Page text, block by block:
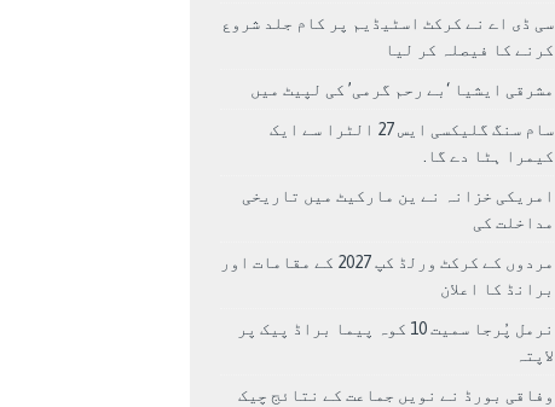
سی ڈی اے نے کرکٹ اسٹیڈیم پر کام جلد شروع
کرنے کا فیصلہ کر لیا
مشرقی ایشیا ‘بے رحم گرمی’ کی لپیٹ میں
سام سنگ گلیکسی ایس 27 الٹرا سے ایک
کیمرا ہٹا دے گا.
امریکی خزانہ نے ین مارکیٹ میں تاریخی
مداخلت کی
مردوں کے کرکٹ ورلڈ کپ 2027 کے مقامات اور
برانڈ کا اعلان
نرمل پُرجا سمیت 10 کوہ پیما براڈ پیک پر
لاپتہ
وفاقی بورڈ نے نویں جماعت کے نتائج چیک